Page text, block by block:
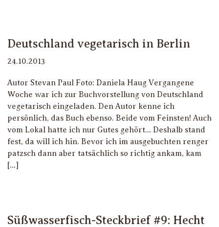
Deutschland vegetarisch in Berlin
24.10.2013
Autor Stevan Paul Foto: Daniela Haug Vergangene
Woche war ich zur Buchvorstellung von Deutschland
vegetarisch eingeladen. Den Autor kenne ich
persönlich, das Buch ebenso. Beide vom Feinsten! Auch
vom Lokal hatte ich nur Gutes gehört… Deshalb stand
fest, da will ich hin. Bevor ich im ausgebuchten renger
patzsch dann aber tatsächlich so richtig ankam, kam
[…]
Süßwasserfisch-Steckbrief #9: Hecht